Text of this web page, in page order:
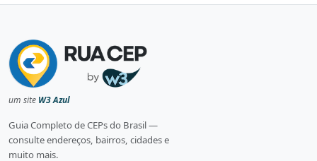
um site W3 Azul
Guia Completo de CEPs do Brasil —
consulte endereços, bairros, cidades e
muito mais.